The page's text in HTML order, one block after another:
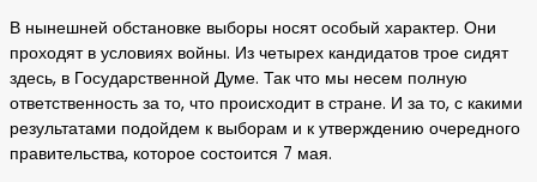
В нынешней обстановке выборы носят особый характер. Они
проходят в условиях войны. Из четырех кандидатов трое сидят
здесь, в Государственной Думе. Так что мы несем полную
ответственность за то, что происходит в стране. И за то, с какими
результатами подойдем к выборам и к утверждению очередного
правительства, которое состоится 7 мая.